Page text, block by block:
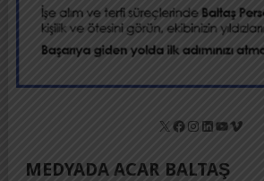
X Facebook
Instagram
LinkedIn
YouTube
Vimeo
MEDYADA ACAR BALTAŞ